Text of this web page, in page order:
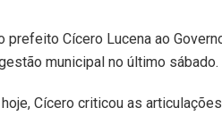
Cícero Lucena ao
municipal no último sábado.
Cícero criticou as